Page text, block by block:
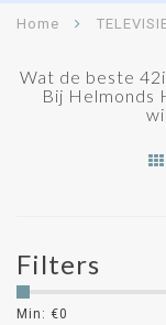
Home
Wat de beste
Bij Helmonds
Filters
Min: €0